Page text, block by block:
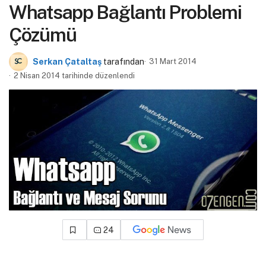
Whatsapp Bağlantı Problemi
Çözümü
Serkan Çataltaş tarafından
31 Mart 2014
2 Nisan 2014 tarihinde düzenlendi
24